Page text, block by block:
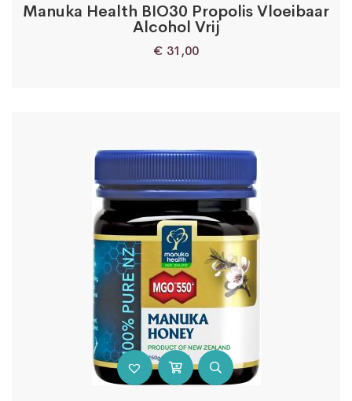
Manuka Health BIO30 Propolis Vloeibaar
Alcohol Vrij
€ 31,00